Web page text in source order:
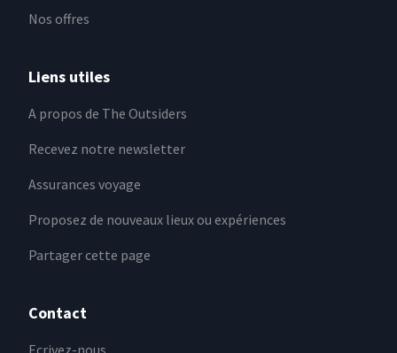
Nos offres
Liens utiles
A propos de The Outsiders
Recevez notre newsletter
Assurances voyage
Proposez de nouveaux lieux ou expériences
Partager cette page
Contact
Ecrivez-nous